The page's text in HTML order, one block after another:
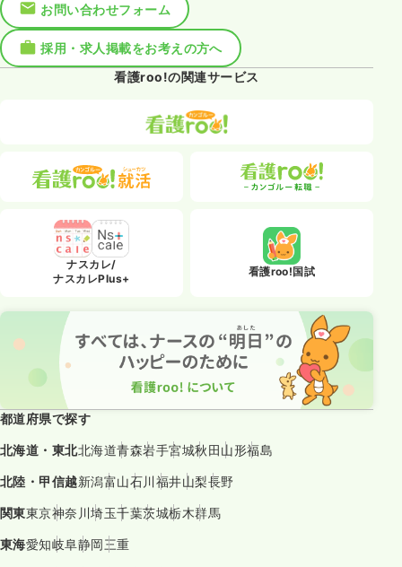
お問い合わせフォーム
採用・求人掲載をお考えの方へ
看護roo!の関連サービス
ナスカレ/
ナスカレPlus+
看護roo!国試
都道府県で探す
北海道・東北北海道青森岩手宮城秋田山形福島
北陸・甲信越新潟富山石川福井山梨長野
関東東京神奈川埼玉千葉茨城栃木群馬
東海愛知岐阜静岡三重